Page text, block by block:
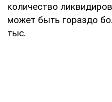
количество
может быть гораздо
тыс.